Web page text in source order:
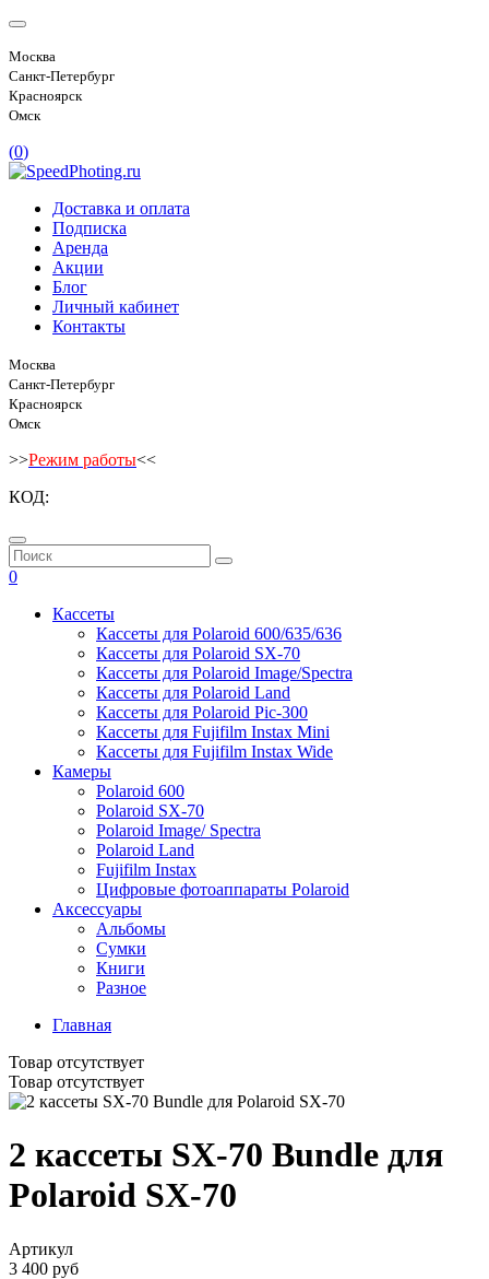
Москва
Санкт-Петербург
Красноярск
Омск
(0)
Доставка и оплата
Подписка
Аренда
Акции
Блог
Личный кабинет
Контакты
Москва
Санкт-Петербург
Красноярск
Омск
>>Режим работы<<
КОД:
0
Кассеты
Кассеты для Polaroid 600/635/636
Кассеты для Polaroid SX-70
Кассеты для Polaroid Image/Spectra
Кассеты для Polaroid Land
Кассеты для Polaroid Pic-300
Кассеты для Fujifilm Instax Mini
Кассеты для Fujifilm Instax Wide
Камеры
Polaroid 600
Polaroid SX-70
Polaroid Image/ Spectra
Polaroid Land
Fujifilm Instax
Цифровые фотоаппараты Polaroid
Аксессуары
Альбомы
Сумки
Книги
Разное
Главная
Товар отсутствует
Товар отсутствует
2 кассеты SX-70 Bundle для
Polaroid SX-70
Артикул
3 400 руб